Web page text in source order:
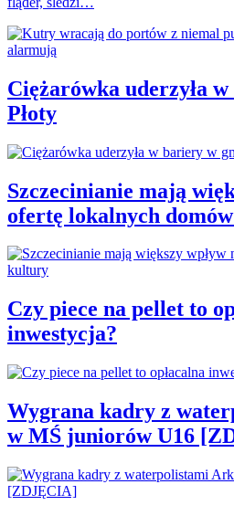
Ciężarówka uderzyła
Płoty
Szczecinianie mają
ofertę lokalnych
Czy piece na pellet to
inwestycja?
Wygrana kadry z
w MŚ juniorów U16